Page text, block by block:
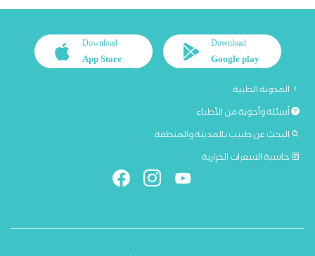
Download
Google play
Download
App Store
المدونة الطبية
أسئلة وأجوبة من الأطباء
البحث عن طبيب بالمدينة والمنطقة
حاسبة السعرات الحرارية